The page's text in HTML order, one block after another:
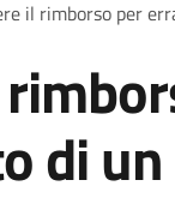
il rimborso per
di